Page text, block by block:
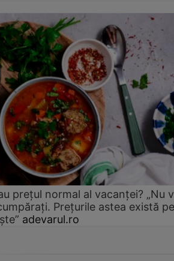
prețul normal al vacanței? „Nu
Prețurile astea există
adevarul.ro